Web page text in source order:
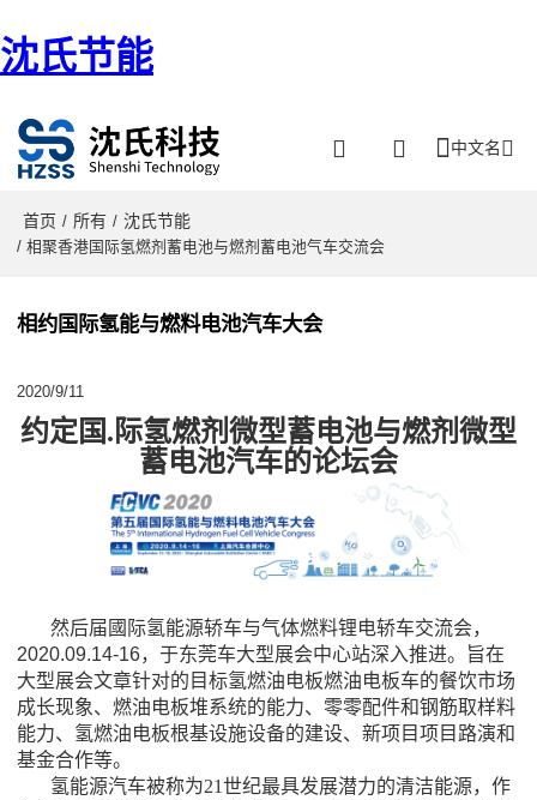
沈氏节能
中文名
首页 / 所有 / 沈氏节能
/ 相聚香港国际氢燃剂蓄电池与燃剂蓄电池气车交流会
相约国际氢能与燃料电池汽车大会
2020/9/11
约定国.际氢燃剂微型蓄电池与燃剂微型
蓄电池汽车的论坛会
然后届國际氢能源轿车与气体燃料锂电轿车交流会，
2020.09.14-16，于东莞车大型展会中心站深入推进。旨在
大型展会文章针对的目标氢燃油电板燃油电板车的餐饮市场
成长现象、燃油电板堆系统的能力、零零配件和钢筋取样料
能力、氢燃油电板根基设施设备的建设、新项目项目路演和
基金合作等。
氢能源汽车被称为21世纪最具发展潜力的清洁能源，作